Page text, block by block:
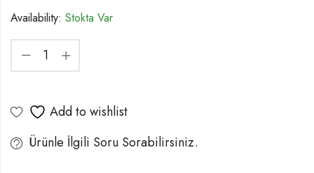
Availability: Stokta Var
Add to wishlist
Ürünle İlgili Soru Sorabilirsiniz.